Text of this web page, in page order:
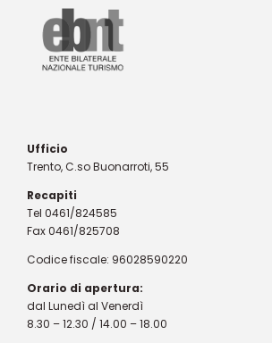
Ufficio
Trento, C.so Buonarroti, 55
Recapiti
Tel 0461/824585
Fax 0461/825708
Codice fiscale: 96028590220
Orario di apertura:
dal Lunedì al Venerdì
8.30 – 12.30 / 14.00 – 18.00